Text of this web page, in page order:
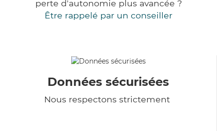
perte d'autonomie plus avancée ?
Être rappelé par un conseiller
Données sécurisées
Nous respectons strictement